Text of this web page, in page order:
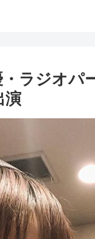
ラジオパ
演